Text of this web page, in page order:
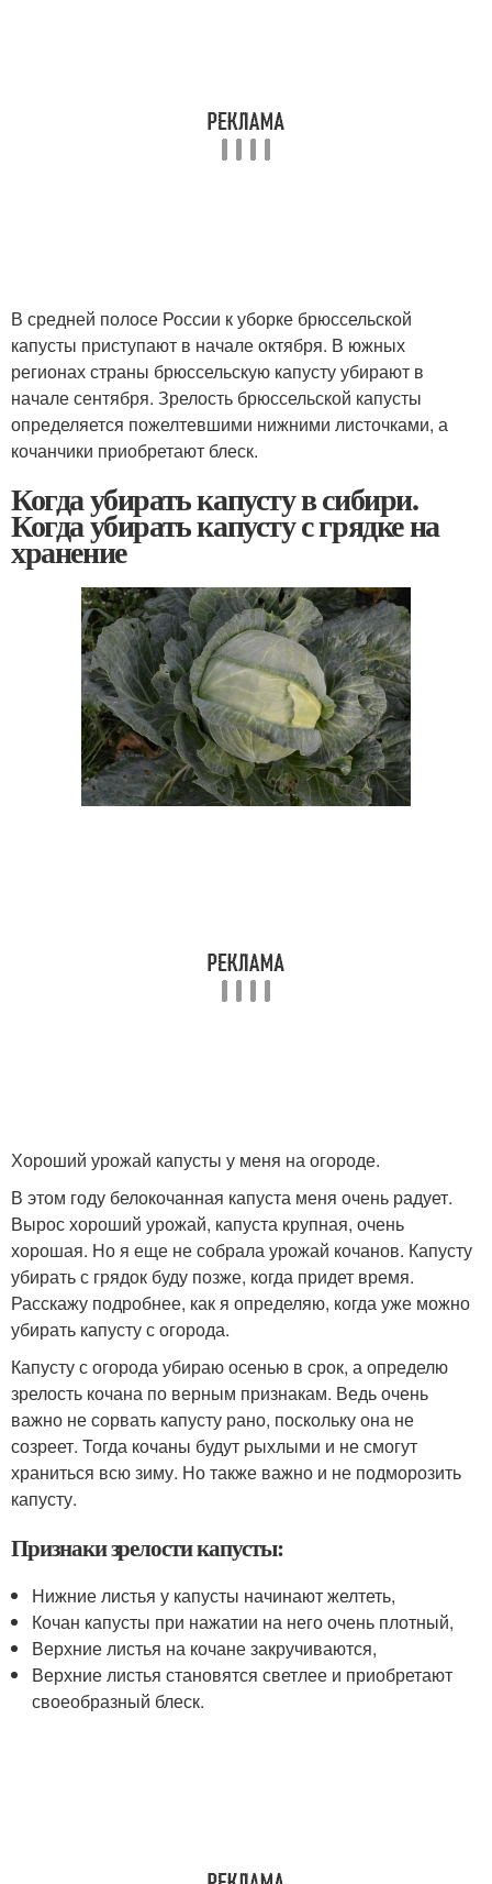
В средней полосе России к уборке брюссельской
капусты приступают в начале октября. В южных
регионах страны брюссельскую капусту убирают в
начале сентября. Зрелость брюссельской капусты
определяется пожелтевшими нижними листочками, а
кочанчики приобретают блеск.
Когда убирать капусту в сибири.
Когда убирать капусту с грядке на
хранение
Хороший урожай капусты у меня на огороде.
В этом году белокочанная капуста меня очень радует.
Вырос хороший урожай, капуста крупная, очень
хорошая. Но я еще не собрала урожай кочанов. Капусту
убирать с грядок буду позже, когда придет время.
Расскажу подробнее, как я определяю, когда уже можно
убирать капусту с огорода.
Капусту с огорода убираю осенью в срок, а определю
зрелость кочана по верным признакам. Ведь очень
важно не сорвать капусту рано, поскольку она не
созреет. Тогда кочаны будут рыхлыми и не смогут
храниться всю зиму. Но также важно и не подморозить
капусту.
Признаки зрелости капусты:
Нижние листья у капусты начинают желтеть,
Кочан капусты при нажатии на него очень плотный,
Верхние листья на кочане закручиваются,
Верхние листья становятся светлее и приобретают
своеобразный блеск.